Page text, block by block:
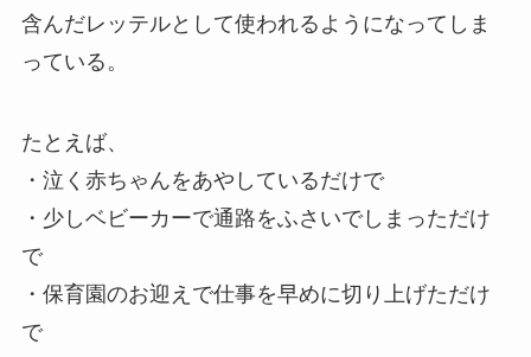
含んだレッテルとして使われるようになってしま
っている。
たとえば、
・泣く赤ちゃんをあやしているだけで
・少しベビーカーで通路をふさいでしまっただけ
で
・保育園のお迎えで仕事を早めに切り上げただけ
で